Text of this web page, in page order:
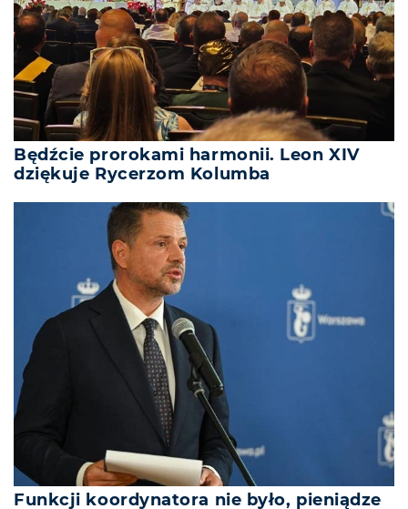
Będźcie prorokami harmonii. Leon XIV
dziękuje Rycerzom Kolumba
Funkcji koordynatora nie było, pieniądze